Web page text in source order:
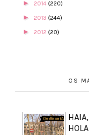
► 2014 (220)
► 2013 (244)
► 2012 (20)
OS